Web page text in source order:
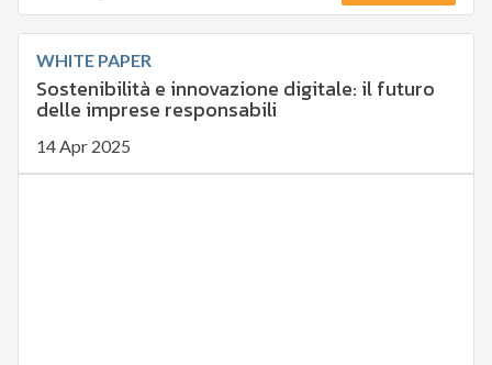
WHITE PAPER
Sostenibilità e innovazione digitale: il futuro
delle imprese responsabili
14 Apr 2025